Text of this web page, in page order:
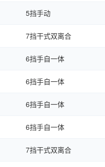
5挡手动
7挡干式双离合
6挡手自一体
6挡手自一体
6挡手自一体
6挡手自一体
7挡干式双离合